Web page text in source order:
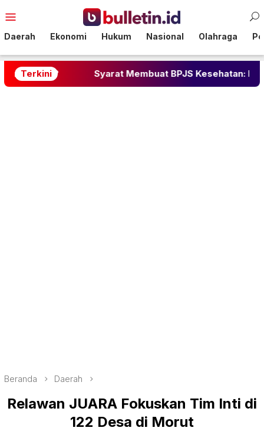
ke
Mobile
Daerah Ekonomi Hukum Nasional Olahraga
TerkiniSyarat Membuat BPJS Kesehatan: Lengkap
Beranda Daerah
Relawan JUARA Fokuskan Tim Inti di
122 Desa di Morut